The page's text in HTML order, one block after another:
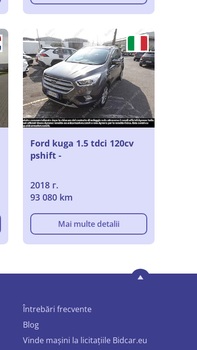
Ford kuga 1.5 tdci 120cv
pshift -
2018 г.
93 080 km
Mai multe detalii
Întrebări frecvente
Blog
Vinde mașini la licitațiile Bidcar.eu